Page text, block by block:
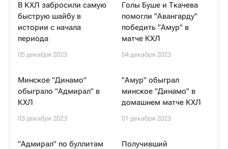
В КХЛ забросили самую
быструю шайбу в
истории с начала
периода
05 декабря 2023
Голы Буше и Ткачева
помогли "Авангарду"
победить "Амур" в
матче КХЛ
04 декабря 2023
Минское "Динамо"
обыграло "Адмирал" в
КХЛ
03 декабря 2023
"Амур" обыграл
минское "Динамо" в
домашнем матче КХЛ
01 декабря 2023
"Адмирал" по буллитам
Получивший